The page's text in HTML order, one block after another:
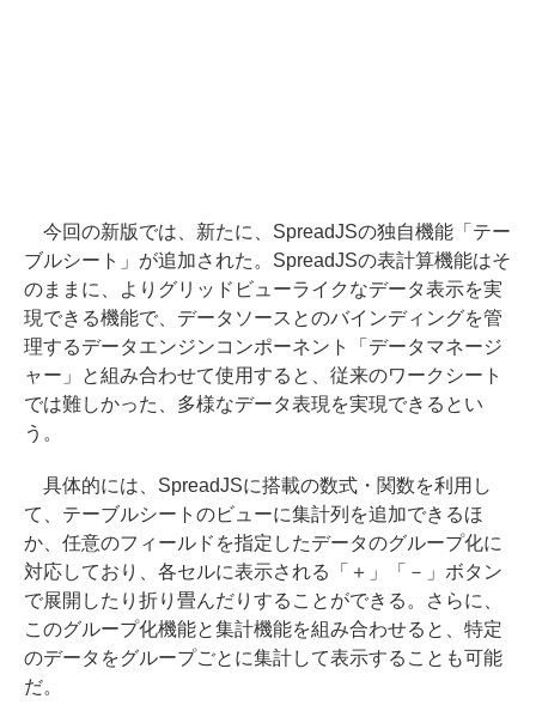
今回の新版では、新たに、SpreadJSの独自機能「テー
ブルシート」が追加された。SpreadJSの表計算機能はそ
のままに、よりグリッドビューライクなデータ表示を実
現できる機能で、データソースとのバインディングを管
理するデータエンジンコンポーネント「データマネージ
ャー」と組み合わせて使用すると、従来のワークシート
では難しかった、多様なデータ表現を実現できるとい
う。
具体的には、SpreadJSに搭載の数式・関数を利用し
て、テーブルシートのビューに集計列を追加できるほ
か、任意のフィールドを指定したデータのグループ化に
対応しており、各セルに表示される「＋」「－」ボタン
で展開したり折り畳んだりすることができる。さらに、
このグループ化機能と集計機能を組み合わせると、特定
のデータをグループごとに集計して表示することも可能
だ。